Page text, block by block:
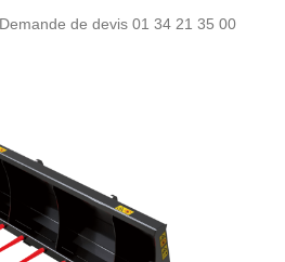
de devis 01 34 21 35 00